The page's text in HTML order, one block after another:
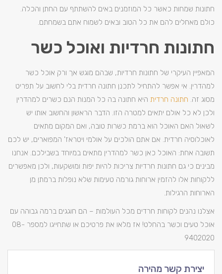
חתונות שמחות כאשר כל המוזמנים באים להשתתף עם החתן והכלה.
כולם מאחלים להם את כל הטוב ובאים לשמוח אתם בשמחתם.
חתונות חרדיות ואוכל כשר
המאפיין העיקרי של חתונות חרדיות, שבהם מוגש אך ורק אוכל כשר
למהדרין. אי אפשר להתחיל לתכנן חתונה חרדית בלי לחשוב על תפריט
מסוג זה. חתונה חרדית היא חתונה בה כל המנות הנם כשרים למהדרין
ולכן לא כל אולם יתאים למטרה הזו. הדבר הראשון והחשוב אותו יש
לשאול האם האוכל הוא ברמת כשרות טובה, ואם המקום מתאים
לאוכלוסיה חרדית. אם אתם הולכים על אולמי ויטראז' המפוארים, יש לכם
תשובה אחת: האוכל כאן כשר למהדרין מתאים במיוחד בשבילכם. אנחנו
מבינים כי גם חתונות חרדיות צריכות להיות יפות ומושקעות, ולכן מאפשרים
ללקוחות אלו להזמין ארוחות גורמה טעימות שלא נופלות ברמתן מן
הארוחות הרגילות.
אצלנו נהנים לקוחות חרדים מכל העולמות – הם חוגגים ברמה גבוהה עם
אוכל טעים וכשר בהחלט! אז מלאו את פרטיכם או שתחייגו למספר 08-
9402020
יצירת קשר מהירה